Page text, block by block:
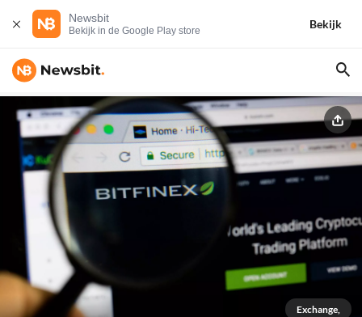
Newsbit
Bekijk in de Google Play store
Bekijk
Exchange,